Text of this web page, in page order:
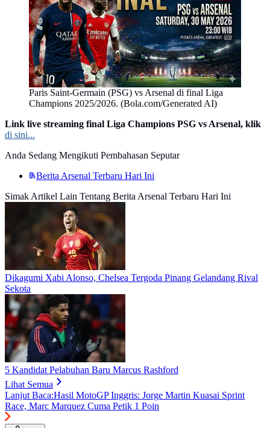
Paris Saint-Germain (PSG) vs Arsenal di final Liga
Champions 2025/2026. (Bola.com/Generated AI)
Link live streaming final Liga Champions PSG vs Arsenal, klik
di sini...
Anda Sedang Mengikuti Pembahasan Seputar
Berita Arsenal Terbaru Hari Ini
Simak Artikel Lain Tentang Berita Arsenal Terbaru Hari Ini
Dikagumi Xabi Alonso, Chelsea Tergoda Pinang Gelandang Rival
Sekota
5 Kandidat Pelabuhan Baru Marcus Rashford
Lihat Semua
Lanjut Baca:Hasil MotoGP Inggris: Jorge Martin Kuasai Sprint
Race, Marc Marquez Cuma Petik 1 Poin